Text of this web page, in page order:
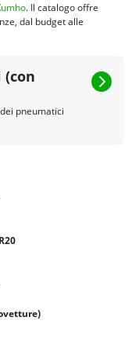
. Il catalogo offre
dal budget alle
pneumatici